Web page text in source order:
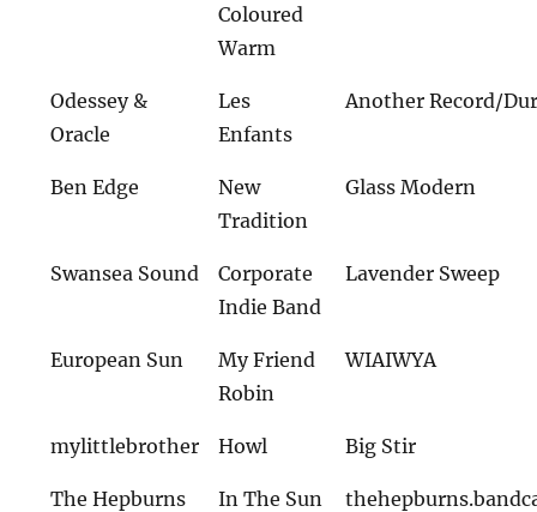
Coloured
Warm
Odessey &
Oracle
Les
Enfants
Another Record/
Ben Edge
New
Tradition
Glass Modern
Swansea Sound
Corporate
Indie Band
Lavender Sweep
European Sun
My Friend
Robin
WIAIWYA
mylittlebrother Howl Big Stir
The Hepburns In The Sun